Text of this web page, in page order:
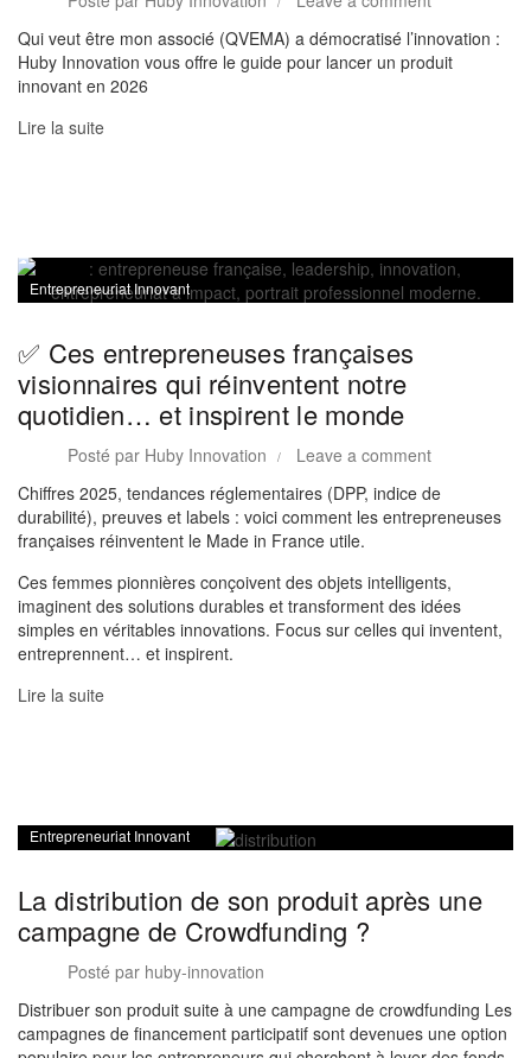
Qui veut être mon associé (QVEMA) a démocratisé l’innovation :
Huby Innovation vous offre le guide pour lancer un produit
innovant en 2026
Lire la suite
Entrepreneuriat Innovant
✅ Ces entrepreneuses françaises
visionnaires qui réinventent notre
quotidien… et inspirent le monde
Posté par Huby Innovation
Leave a comment
Chiffres 2025, tendances réglementaires (DPP, indice de
durabilité), preuves et labels : voici comment les entrepreneuses
françaises réinventent le Made in France utile.
Ces femmes pionnières conçoivent des objets intelligents,
imaginent des solutions durables et transforment des idées
simples en véritables innovations. Focus sur celles qui inventent,
entreprennent… et inspirent.
Lire la suite
Entrepreneuriat Innovant
La distribution de son produit après une
campagne de Crowdfunding ?
Posté par huby-innovation
Distribuer son produit suite à une campagne de crowdfunding Les
campagnes de financement participatif sont devenues une option